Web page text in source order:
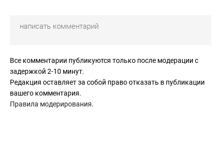
Все комментарии публикуются только после модерации с
задержкой 2-10 минут.
Редакция оставляет за собой право отказать в публикации
вашего комментария.
Правила модерирования.